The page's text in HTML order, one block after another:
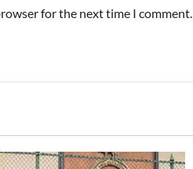
for the next time I comment.